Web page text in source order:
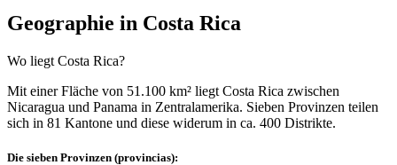
Geographie in Costa Rica
Wo liegt Costa Rica?
Mit einer Fläche von 51.100 km² liegt Costa Rica zwischen
Nicaragua und Panama in Zentralamerika. Sieben Provinzen teilen
sich in 81 Kantone und diese widerum in ca. 400 Distrikte.
Die sieben Provinzen (provincias):